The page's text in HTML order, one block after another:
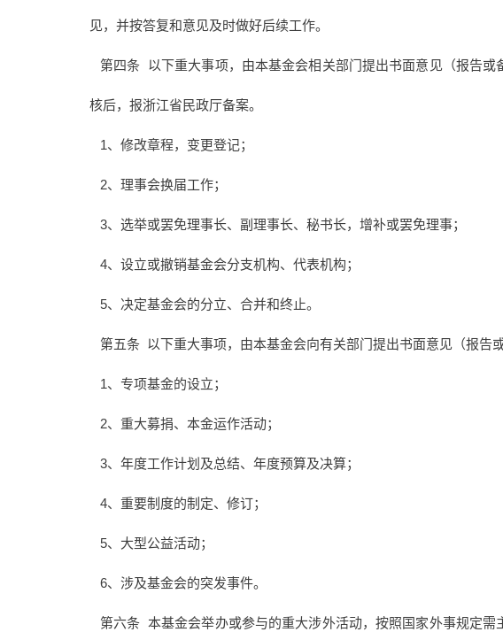
见，并按答复和意见及时做好后续工作。
第四条 以下重大事项，由本基金会相关部门提出书面意见（报告或
核后，报浙江省民政厅备案。
1、修改章程，变更登记；
2、理事会换届工作；
3、选举或罢免理事长、副理事长、秘书长，增补或罢免理事；
4、设立或撤销基金会分支机构、代表机构；
5、决定基金会的分立、合并和终止。
第五条 以下重大事项，由本基金会向有关部门提出书面意见（报告
1、专项基金的设立；
2、重大募捐、本金运作活动；
3、年度工作计划及总结、年度预算及决算；
4、重要制度的制定、修订；
5、大型公益活动；
6、涉及基金会的突发事件。
第六条 本基金会举办或参与的重大涉外活动，按照国家外事规定